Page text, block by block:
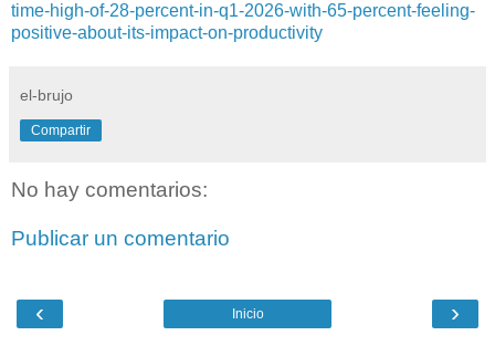
time-high-of-28-percent-in-q1-2026-with-65-percent-feeling-
positive-about-its-impact-on-productivity
el-brujo
Compartir
No hay comentarios:
Publicar un comentario
‹ ›
Inicio